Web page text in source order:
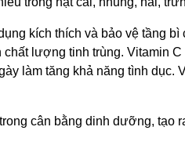
kích thích và bảo vệ tầng bì
lượng tinh trùng. Vitamin C
làm tăng khả năng tình dục.
cân bằng dinh dưỡng, tạo